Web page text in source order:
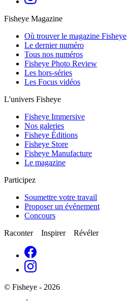
Fisheye Magazine
Où trouver le magazine Fisheye
Le dernier numéro
Tous nos numéros
Fisheye Photo Review
Les hors-séries
Les Focus vidéos
L'univers Fisheye
Fisheye Immersive
Nos galeries
Fisheye Éditions
Fisheye Store
Fisheye Manufacture
Le magazine
Participez
Soumettre votre travail
Proposer un événement
Concours
Raconter Inspirer Révéler
© Fisheye - 2026